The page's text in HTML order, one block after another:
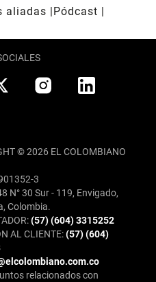
aliadas
Pódcast
© 2026 EL COLOMBIANO
3
N° 30 Sur - 119, Envigado,
Colombia.
(57) (604) 3315252
AL CLIENTE:(57) (604)
relacionados con